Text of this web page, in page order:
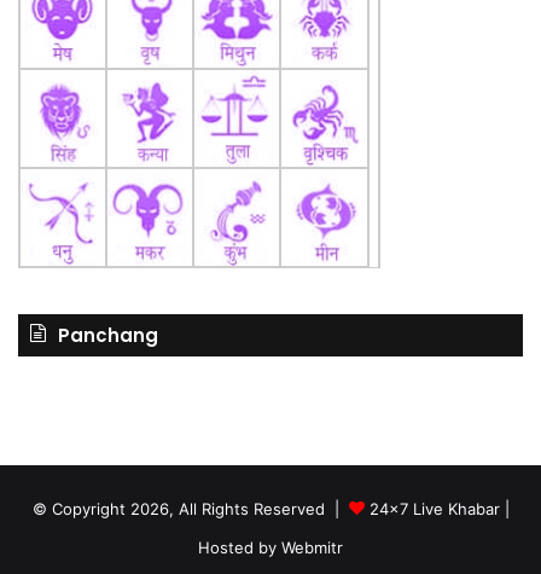
Panchang
© Copyright 2026, All Rights Reserved | 24x7 Live Khabar|
Hosted by Webmitr